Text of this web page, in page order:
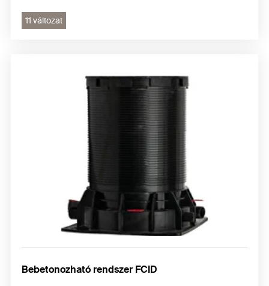
11 változat
Bebetonozható rendszer FCID